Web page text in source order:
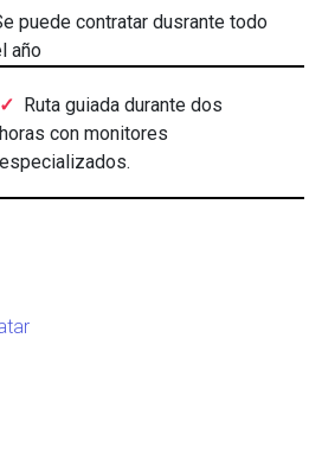
puede contratar dusrante todo
año
Ruta guiada durante dos
horas con monitores
especializados.